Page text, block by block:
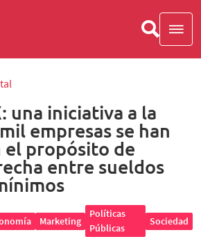
una iniciativa a la
empresas se han
el propósito de
entre sueldos
Marketing
Políticas
Públicas
Sociedad